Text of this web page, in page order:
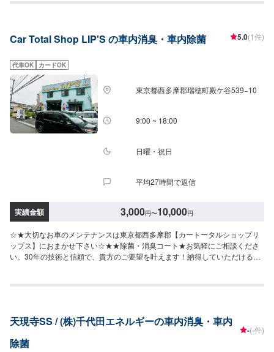
った臭いや雑菌が気になる方は、ぜひお試しください。ルームクリーニング
【4】お車の整備【5】整備代金のお支払い【6】出庫（ご納車、またはご来
ください。※代車の燃料代はお客様にご負担いただいております。※状況によ
り貸し出しできかねる場合もございます。<定休日・営業時間>【平日】8:30
～19:00【土曜】8:30～18:00【日曜（受付のみ可）】9:00～18:00祝日定休
Car Total Shop LIP'S の車内消臭・車内除菌 5.0(1件)
代車OK カードOK
東京都西多摩郡瑞穂町殿ケ谷539−10
9:00 ~ 18:00
日曜・祝日
平均27時間で返信
実績金額 3,000円〜10,000円
☆★大切なお車のメンテナンスは東京都西多摩郡【カートータルショップリ
ップス】におまかせ下さい☆★★除菌・消臭コート★お気軽にご相談くださ
い。30年の技術と信頼で、貴方のご要望を叶えます！納得していただけるお
気軽にご相談ください。【1】オファーにてお問い合わせ【2】お見積り
ご負担いただいております。※状況により貸し出しできかねる場合もございま
すので、あらかじめご了承ください。【定休日・営業時間】定休日：日曜、
祭日、第二土曜日営業時間：8:30〜17:30※看板犬が事務所内におりますの
天現寺SS / (株)千代田エネルギーの車内消臭・車内
除菌
-(-件)